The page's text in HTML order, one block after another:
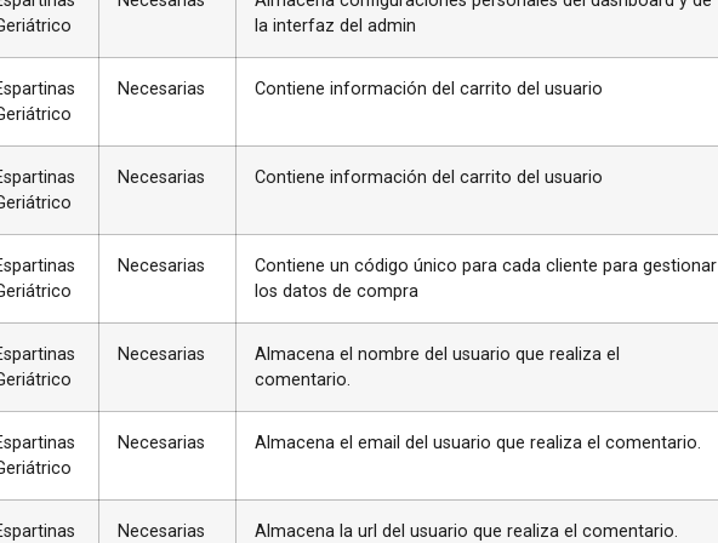
la interfaz del admin
Necesarias Contiene información del carrito del usuario
Necesarias Contiene información del carrito del usuario
Necesarias
Contiene un código único para cada cliente para gestionar
los datos de compra
Necesarias
Almacena el nombre del usuario que realiza el
comentario.
Necesarias Almacena el email del usuario que realiza el comentario.
Necesarias Almacena la url del usuario que realiza el comentario.